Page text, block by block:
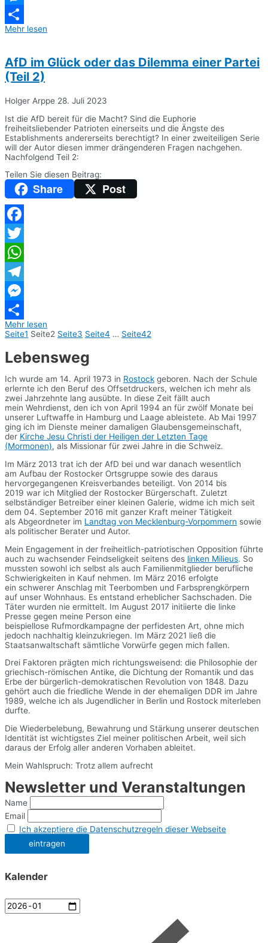
Messenger
Teilen
Mehr lesen
AfD im Glück oder das Dilemma einer Partei
(Teil 2)
Holger Arppe 28. Juli 2023
Ist die AfD bereit für die Macht? Sind die Euphorie
freiheitsliebender Patrioten einerseits und die Ängste des
Establishments andererseits berechtigt? In einer zweiteiligen Serie
will der Autor diesen immer drängenderen Fragen nachgehen.
Nachfolgend Teil 2:
Teilen Sie diesen Beitrag:
Share Post
Facebook
Twitter
WhatsApp
Telegram
Messenger
Teilen
Mehr lesen
Seite1 Seite2 Seite3 Seite4 … Seite42
Lebensweg
Ich wurde am 14. April 1973 in Rostock geboren. Nach der Schule
erlernte ich den Beruf des Offsetdruckers, welchen ich mehr als
zwei Jahrzehnte lang ausübte. In diese Zeit fällt auch
mein Wehrdienst, den ich von April 1994 an für zwölf Monate bei
unserer Luftwaffe in Hamburg und Laage ableistete. Ab Mai 1997
ging ich im Dienste meiner damaligen Glaubensgemeinschaft,
der Kirche Jesu Christi der Heiligen der Letzten Tage
(Mormonen), als Missionar für zwei Jahre in die Schweiz.
Im März 2013 trat ich der AfD bei und war danach wesentlich
am Aufbau der Rostocker Ortsgruppe sowie des daraus
hervorgegangenen Kreisverbandes beteiligt. Von 2014 bis
2019 war ich Mitglied der Rostocker Bürgerschaft. Zuletzt
selbständiger Betreiber einer kleinen Galerie, widme ich mich seit
dem 04. September 2016 mit ganzer Kraft meiner Tätigkeit
als Abgeordneter im Landtag von Mecklenburg-Vorpommern sowie
als politischer Berater und Autor.
Mein Engagement in der freiheitlich-patriotischen Opposition führte
auch zu wachsender Feindseligkeit seitens des linken Milieus. So
mussten sowohl ich selbst als auch Familienmitglieder berufliche
Schwierigkeiten in Kauf nehmen. Im März 2016 erfolgte
ein schwerer Anschlag mit Teerbomben und Farbsprengkörpern
auf unser Wohnhaus. Es entstand erheblicher Sachschaden. Die
Täter wurden nie ermittelt. Im August 2017 initiierte die linke
Presse gegen meine Person eine
beispiellose Rufmordkampagne der perfidesten Art, ohne mich
jedoch nachhaltig kleinzukriegen. Im März 2021 ließ die
Staatsanwaltschaft sämtliche Vorwürfe gegen mich fallen.
Drei Faktoren prägten mich richtungsweisend: die Philosophie der
griechisch-römischen Antike, die Dichtung der Romantik und das
Erbe der bürgerlich-demokratischen Revolution von 1848. Dazu
gehört auch die friedliche Wende in der ehemaligen DDR im Jahre
1989, welche ich als Jugendlicher in Berlin und Rostock miterleben
durfte.
Die Wiederbelebung, Bewahrung und Stärkung unserer deutschen
Identität ist wichtigstes Ziel meiner politischen Arbeit, weil sich
daraus der Erfolg aller anderen Vorhaben ableitet.
Mein Wahlspruch: Trotz allem aufrecht
Newsletter und Veranstaltungen
Name
Email
Ich akzeptiere die Datenschutzregeln dieser Webseite
Kalender